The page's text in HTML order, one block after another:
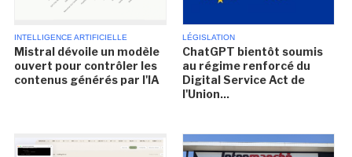
INTELLIGENCE ARTIFICIELLE
Mistral dévoile un modèle
ouvert pour contrôler les
contenus générés par l'IA
LÉGISLATION
ChatGPT bientôt soumis
au régime renforcé du
Digital Service Act de
l'Union...